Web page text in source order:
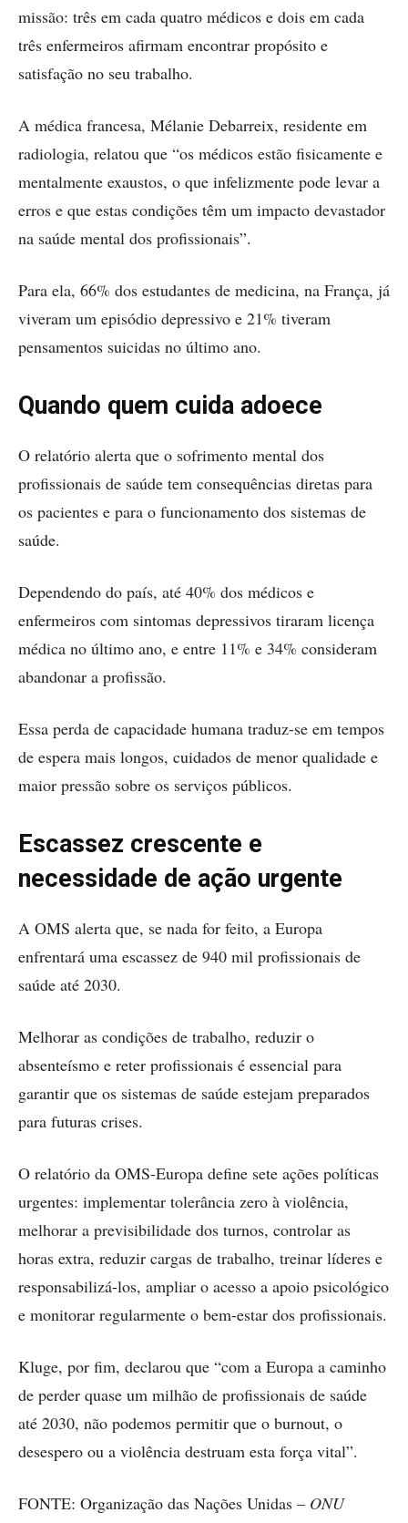
missão: três em cada quatro médicos e dois em cada
três enfermeiros afirmam encontrar propósito e
satisfação no seu trabalho.
A médica francesa, Mélanie Debarreix, residente em
radiologia, relatou que “os médicos estão fisicamente e
mentalmente exaustos, o que infelizmente pode levar a
erros e que estas condições têm um impacto devastador
na saúde mental dos profissionais”.
Para ela, 66% dos estudantes de medicina, na França, já
viveram um episódio depressivo e 21% tiveram
pensamentos suicidas no último ano.
Quando quem cuida adoece
O relatório alerta que o sofrimento mental dos
profissionais de saúde tem consequências diretas para
os pacientes e para o funcionamento dos sistemas de
saúde.
Dependendo do país, até 40% dos médicos e
enfermeiros com sintomas depressivos tiraram licença
médica no último ano, e entre 11% e 34% consideram
abandonar a profissão.
Essa perda de capacidade humana traduz-se em tempos
de espera mais longos, cuidados de menor qualidade e
maior pressão sobre os serviços públicos.
Escassez crescente e
necessidade de ação urgente
A OMS alerta que, se nada for feito, a Europa
enfrentará uma escassez de 940 mil profissionais de
saúde até 2030.
Melhorar as condições de trabalho, reduzir o
absenteísmo e reter profissionais é essencial para
garantir que os sistemas de saúde estejam preparados
para futuras crises.
O relatório da OMS-Europa define sete ações políticas
urgentes: implementar tolerância zero à violência,
melhorar a previsibilidade dos turnos, controlar as
horas extra, reduzir cargas de trabalho, treinar líderes e
responsabilizá-los, ampliar o acesso a apoio psicológico
e monitorar regularmente o bem-estar dos profissionais.
Kluge, por fim, declarou que “com a Europa a caminho
de perder quase um milhão de profissionais de saúde
até 2030, não podemos permitir que o burnout, o
desespero ou a violência destruam esta força vital”.
FONTE: Organização das Nações Unidas – ONU